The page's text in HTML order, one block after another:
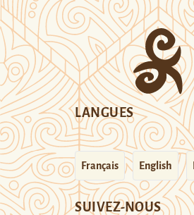
LANGUES
Français English
SUIVEZ-NOUS